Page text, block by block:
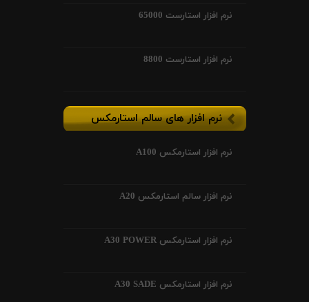
نرم افزار استارست 65000
نرم افزار استارست 8800
نرم افزار های سالم استارمکس
نرم افزار استارمکس A100
نرم افزار سالم استارمکس A20
نرم افزار استارمکس A30 POWER
نرم افزار استارمکس A30 SADE